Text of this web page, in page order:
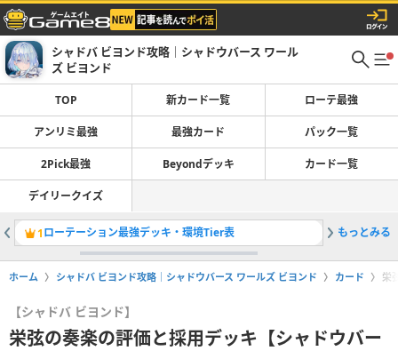
シャドバ ビヨンド攻略｜シャドウバース ワール
ズ ビヨンド
TOP 新カード一覧 ローテ最強
アンリミ最強 最強カード パック一覧
2Pick最強 Beyondデッキ カード一覧
デイリークイズ
1ローテーション最強デッキ・環境Tier表 2魔手ウ
もっとみる
ホーム シャドバ ビヨンド攻略｜シャドウバース ワールズ ビヨンド カード 栄
【シャドバ ビヨンド】
栄弦の奏楽の評価と採用デッキ【シャドウバー